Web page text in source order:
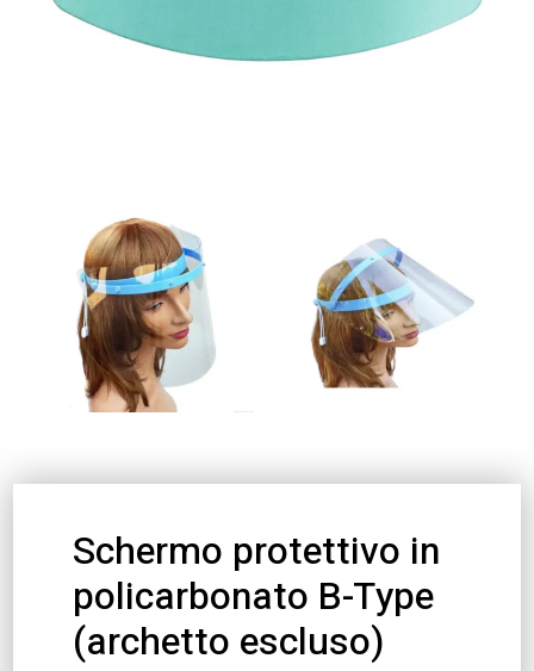
Schermo protettivo in
policarbonato B-Type
(archetto escluso)